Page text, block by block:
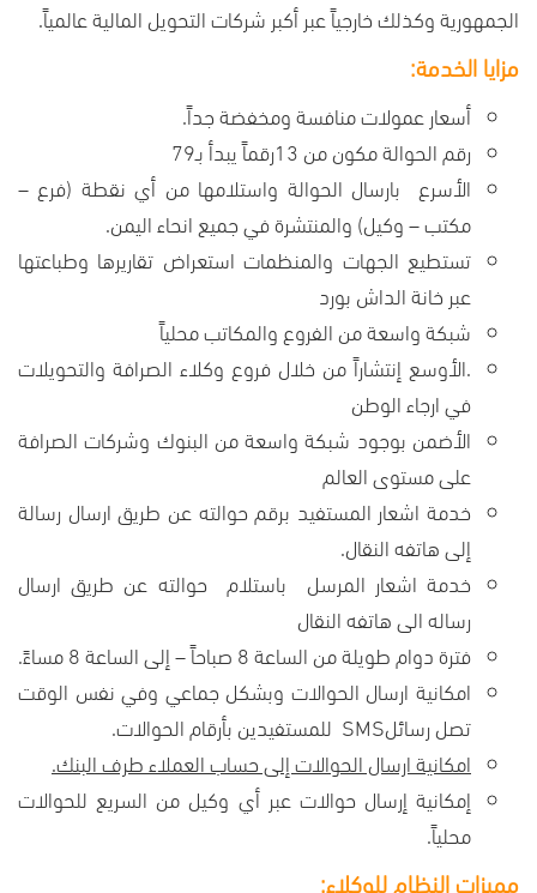
الجمهورية وكذلك خارجياً عبر أكبر شركات التحويل المالية عالمياً.
مزايا الخدمة:
أسعار عمولات منافسة ومخفضة جداً.
رقم الحوالة مكون من 13رقماً يبدأ بـ79
الأسرع بارسال الحوالة واستلامها من أي نقطة (فرع –
مكتب – وكيل) والمنتشرة في جميع انحاء اليمن.
تستطيع الجهات والمنظمات استعراض تقاريرها وطباعتها
عبر خانة الداش بورد
شبكة واسعة من الفروع والمكاتب محلياً
.الأوسع إنتشاراً من خلال فروع وكلاء الصرافة والتحويلات
في ارجاء الوطن
الأضمن بوجود شبكة واسعة من البنوك وشركات الصرافة
على مستوى العالم
خدمة اشعار المستفيد برقم حوالته عن طريق ارسال رسالة
إلى هاتفه النقال.
خدمة اشعار المرسل باستلام حوالته عن طريق ارسال
رساله الى هاتفه النقال
فترة دوام طويلة من الساعة 8 صباحاً – إلى الساعة 8 مساءً.
امكانية ارسال الحوالات وبشكل جماعي وفي نفس الوقت
تصل رسائلSMS للمستفيدين بأرقام الحوالات.
امكانية ارسال الحوالات إلى حساب العملاء طرف البنك.
إمكانية إرسال حوالات عبر أي وكيل من السريع للحوالات
محلياً.
مميزات النظام للوكلاء: